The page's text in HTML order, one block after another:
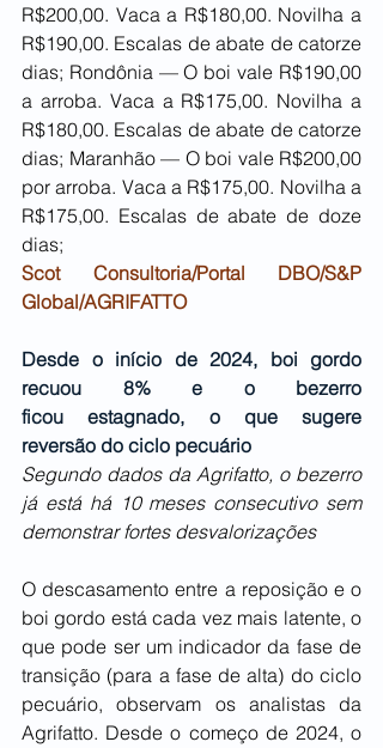
R$200,00. Vaca a R$180,00. Novilha a
R$190,00. Escalas de abate de catorze
dias; Rondônia — O boi vale R$190,00
a arroba. Vaca a R$175,00. Novilha a
R$180,00. Escalas de abate de catorze
dias; Maranhão — O boi vale R$200,00
por arroba. Vaca a R$175,00. Novilha a
R$175,00. Escalas de abate de doze
dias;
Scot Consultoria/Portal DBO/S&P
Global/AGRIFATTO
Desde o início de 2024, boi gordo
recuou 8% e o bezerro
ficou estagnado, o que sugere
reversão do ciclo pecuário
Segundo dados da Agrifatto, o bezerro
já está há 10 meses consecutivo sem
demonstrar fortes desvalorizações
O descasamento entre a reposição e o
boi gordo está cada vez mais latente, o
que pode ser um indicador da fase de
transição (para a fase de alta) do ciclo
pecuário, observam os analistas da
Agrifatto. Desde o começo de 2024, o